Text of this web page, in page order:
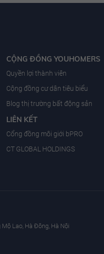
CỘNG ĐỒNG YOUHOMERS
Quyền lợi thành viên
Cộng đồng cư dân tiêu biểu
Blog thị trường bất động sản
LIÊN KẾT
Cổng đồng môi giới bPRO
CT GLOBAL HOLDINGS
Lao, Hà Đông, Hà Nội